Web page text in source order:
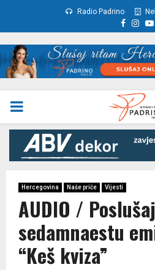
Radio Padrino
PRIMARY
MENU
Hercegovina Naše priče Vijesti
AUDIO /
sedamnaestu
“Keš kviza”